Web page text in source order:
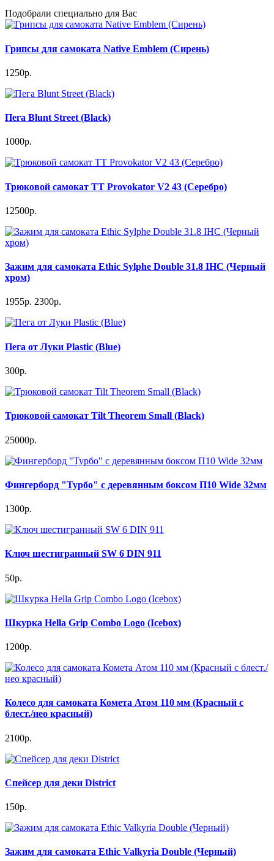
Подобрали специально для Вас
Грипсы для самоката Native Emblem (Сирень)
1250р.
Пега Blunt Street (Black)
1000р.
Трюковой самокат TT Provokator V2 43 (Серебро)
12500р.
Зажим для самоката Ethic Sylphe Double 31.8 IHC (Черный
хром)
1955р. 2300р.
Пега от Луки Plastic (Blue)
300р.
Трюковой самокат Tilt Theorem Small (Black)
25000р.
Фингерборд "Турбо" с деревянным боксом П10 Wide 32мм
1300р.
Ключ шестигранный SW 6 DIN 911
50р.
Шкурка Hella Grip Combo Logo (Icebox)
1200р.
Колесо для самоката Комета Атом 110 мм (Красный с
блест./нео красный)
2100р.
Спейсер для деки District
150р.
Зажим для самоката Ethic Valkyria Double (Черный)